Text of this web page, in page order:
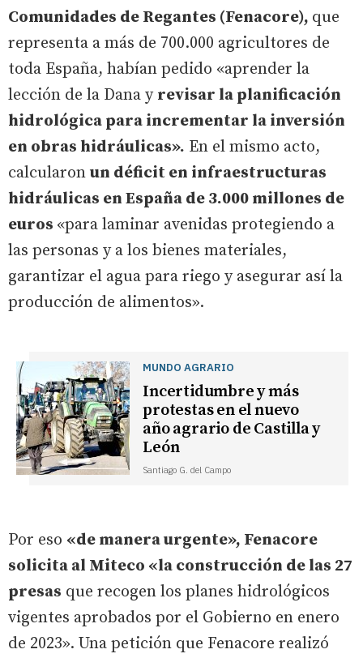
Comunidades de Regantes (Fenacore), que
representa a más de 700.000 agricultores de
toda España, habían pedido «aprender la
lección de la Dana y revisar la planificación
hidrológica para incrementar la inversión
en obras hidráulicas». En el mismo acto,
calcularon un déficit en infraestructuras
hidráulicas en España de 3.000 millones de
euros «para laminar avenidas protegiendo a
las personas y a los bienes materiales,
garantizar el agua para riego y asegurar así la
producción de alimentos».
MUNDO AGRARIO
Incertidumbre y más
protestas en el nuevo
año agrario de Castilla y
León
Santiago G. del Campo
Por eso «de manera urgente», Fenacore
solicita al Miteco «la construcción de las 27
presas que recogen los planes hidrológicos
vigentes aprobados por el Gobierno en enero
de 2023». Una petición que Fenacore realizó